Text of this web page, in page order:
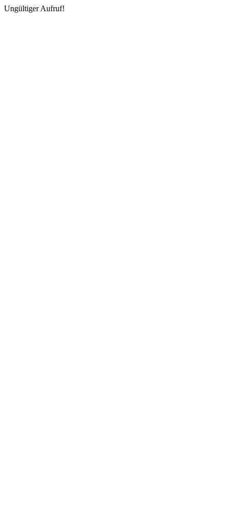
Ungültiger Aufruf!